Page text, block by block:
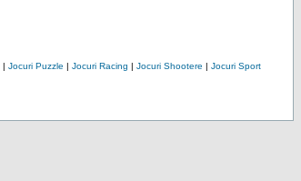
| Jocuri Puzzle | Jocuri Racing | Jocuri Shootere | Jocuri Sport